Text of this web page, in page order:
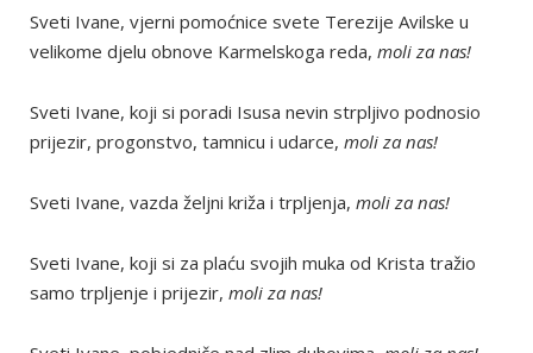
Sveti Ivane, vjerni pomoćnice svete Terezije Avilske u
velikome djelu obnove Karmelskoga reda, moli za nas!
Sveti Ivane, koji si poradi Isusa nevin strpljivo podnosio
prijezir, progonstvo, tamnicu i udarce, moli za nas!
Sveti Ivane, vazda željni križa i trpljenja, moli za nas!
Sveti Ivane, koji si za plaću svojih muka od Krista tražio
samo trpljenje i prijezir, moli za nas!